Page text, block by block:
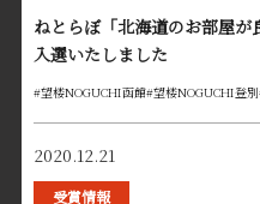
ねとらぼ「北海道のお部屋
入選いたしました
#望楼NOGUCHI函館#望楼NOGUCHI登別
2020.12.21
受賞情報